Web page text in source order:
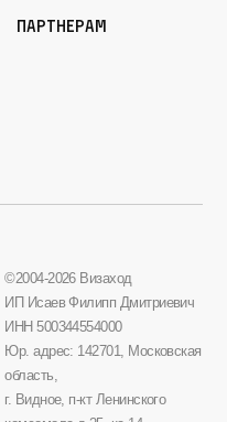
Партнерам
©2004-2026 Визаход
ИП Исаев Филипп Дмитриевич
ИНН 500344554000
Юр. адрес: 142701, Московская
область,
г. Видное, п-кт Ленинского